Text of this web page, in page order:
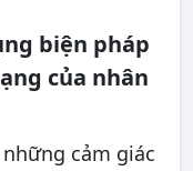
biện pháp
của nhân
cảm giác